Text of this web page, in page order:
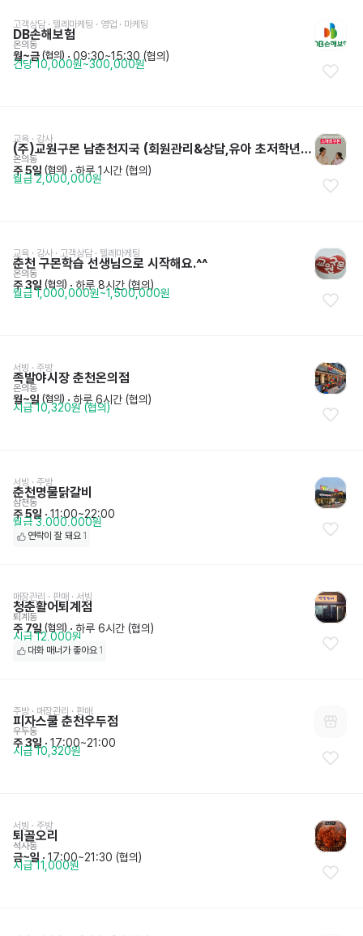
고객상담 · 텔레마케팅 · 영업 · 마케팅
DB손해보험
온의동
월~금 (협의) · 09:30~15:30 (협의)
건당 10,000원~300,000원
교육 · 강사
(주)교원구몬 남춘천지국 (회원관리&상담,유아 초저학년 10분관리)
온의동
주 5일 (협의) · 하루 1시간 (협의)
월급 2,000,000원
교육 · 강사 · 고객상담 · 텔레마케팅
춘천 구몬학습 선생님으로 시작해요.^^
온의동
주 3일 (협의) · 하루 8시간 (협의)
월급 1,000,000원~1,500,000원
서빙 · 주방
족발야시장 춘천온의점
온의동
월~일 (협의) · 하루 6시간 (협의)
시급 10,320원 (협의)
서빙 · 주방
춘천명물닭갈비
삼천동
주 5일 · 11:00~22:00
월급 3,000,000원
연락이 잘 돼요 1
매장관리 · 판매 · 서빙
청춘활어퇴계점
퇴계동
주 7일 (협의) · 하루 6시간 (협의)
시급 12,000원
대화 매너가 좋아요 1
주방 · 매장관리 · 판매
피자스쿨 춘천우두점
우두동
주 3일 · 17:00~21:00
시급 10,320원
서빙 · 주방
퇴골오리
석사동
금~일 · 17:00~21:30 (협의)
시급 11,000원